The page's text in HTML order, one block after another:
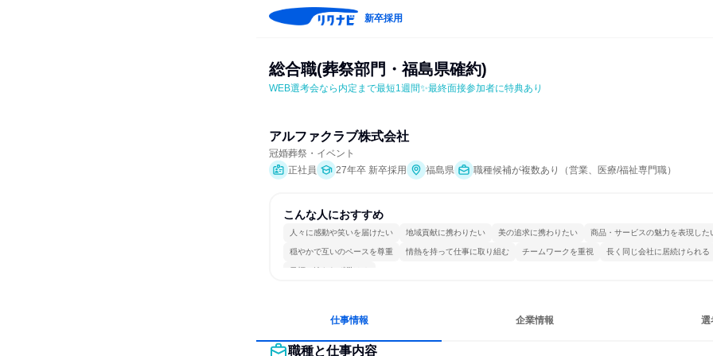
新卒採用
総合職(葬祭部門・福島県確約)
WEB選考会なら内定まで最短1週間✨最終面接参加者に特典あり
アルファクラブ株式会社
冠婚葬祭・イベント
正社員
27年卒 新卒採用 福島県 職種候補が複数あり（営業、医療/福祉専門職）
こんな人におすすめ
人々に感動や笑いを届けたい 地域貢献に携わりたい 美の追求に携わりたい 商品・サービスの魅力を表現した
穏やかで互いのペースを尊重 情熱を持って仕事に取り組む チームワークを重視 長く同じ会社に居続けられる
目標に追われず働ける
仕事情報 企業情報 選
職種と仕事内容